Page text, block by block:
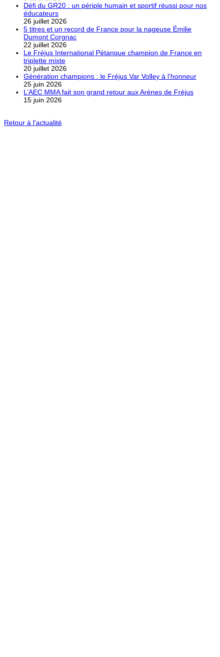
Défi du GR20 : un périple humain et sportif réussi pour nos
éducateurs
26 juillet 2026
5 titres et un record de France pour la nageuse Émilie
Dumont Corgnac
22 juillet 2026
Le Fréjus International Pétanque champion de France en
triplette mixte
20 juillet 2026
Génération champions : le Fréjus Var Volley à l’honneur
25 juin 2026
L’AEC MMA fait son grand retour aux Arènes de Fréjus
15 juin 2026
Retour à l'actualité